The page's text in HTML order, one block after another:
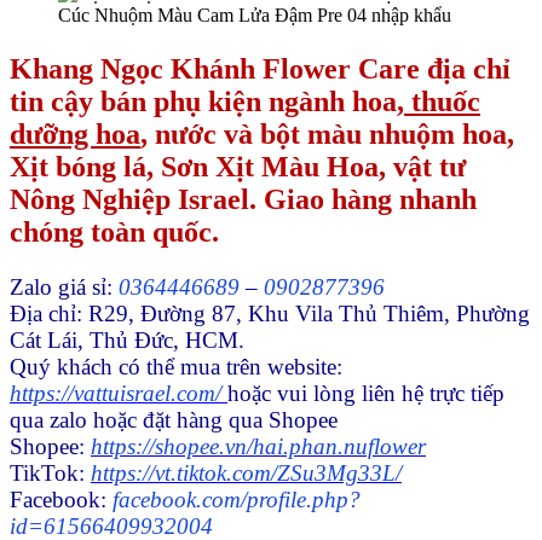
Cúc Nhuộm Màu Cam Lửa Đậm Pre 04 nhập khẩu
Khang Ngọc Khánh Flower Care địa chỉ
tin cậy bán phụ kiện ngành hoa, thuốc
dưỡng hoa, nước và bột màu nhuộm hoa,
Xịt bóng lá, Sơn Xịt Màu Hoa, vật tư
Nông Nghiệp Israel. Giao hàng nhanh
chóng toàn quốc.
Zalo giá sỉ: 0364446689– 0902877396
Địa chỉ: R29, Đường 87, Khu Vila Thủ Thiêm, Phường
Cát Lái, Thủ Đức, HCM.
Quý khách có thể mua trên website:
https://vattuisrael.com/ hoặc vui lòng liên hệ trực tiếp
qua zalo hoặc đặt hàng qua Shopee
Shopee: https://shopee.vn/hai.phan.nuflower
TikTok: https://vt.tiktok.com/ZSu3Mg33L/
Facebook: facebook.com/profile.php?
id=61566409932004